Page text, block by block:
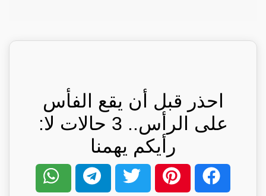
احذر قبل أن يقع الفأس
على الرأس.. 3 حالات لا:
رأيكم يهمنا